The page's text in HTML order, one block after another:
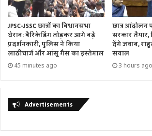
JPSC-JSSC छात्रों का विधानसभा
घेराव: बैरिकेडिंग तोड़कर आगे बढ़े
प्रदर्शनकारी, पुलिस ने किया
लाठीचार्ज और आंसू गैस का इस्तेमाल
45 minutes ago
छात्र आंदोलन
सरकार तैयार,
देंगे जवाब,
सवाल
3 hours ago
Advertisements